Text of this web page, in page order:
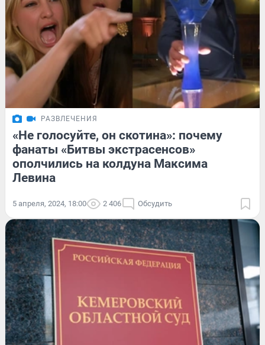
РАЗВЛЕЧЕНИЯ
«Не голосуйте, он скотина»: почему
фанаты «Битвы экстрасенсов»
ополчились на колдуна Максима
Левина
5 апреля, 2024, 18:00 2 406 Обсудить